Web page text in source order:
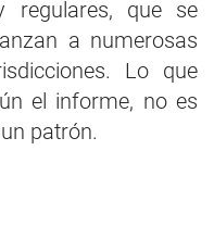
regulares, que se
a numerosas
Lo que
el informe, no es
patrón.